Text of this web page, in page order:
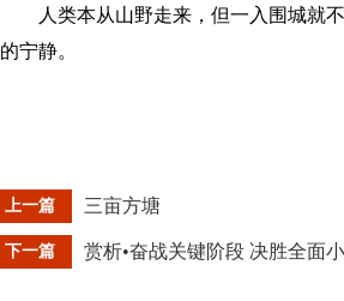
人类本从山野走来，但一入围城就不
的宁静。
上一篇 三亩方塘
下一篇 赏析•奋战关键阶段 决胜全面